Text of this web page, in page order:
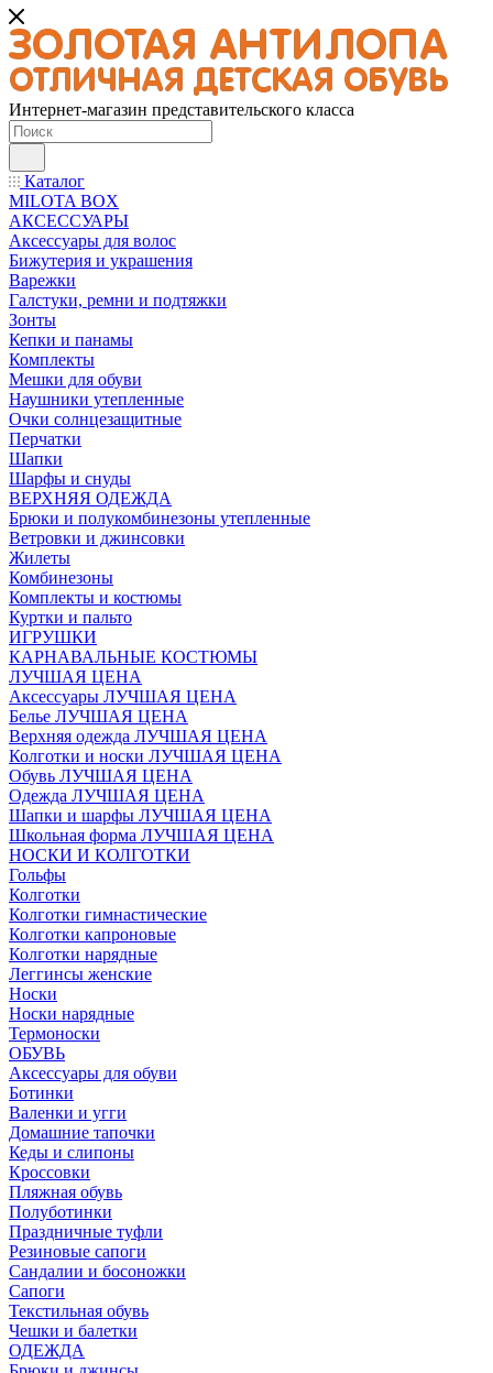
Интернет-магазин представительского класса
Каталог
MILOTA BOX
АКСЕССУАРЫ
Аксессуары для волос
Бижутерия и украшения
Варежки
Галстуки, ремни и подтяжки
Зонты
Кепки и панамы
Комплекты
Мешки для обуви
Наушники утепленные
Очки солнцезащитные
Перчатки
Шапки
Шарфы и снуды
ВЕРХНЯЯ ОДЕЖДА
Брюки и полукомбинезоны утепленные
Ветровки и джинсовки
Жилеты
Комбинезоны
Комплекты и костюмы
Куртки и пальто
ИГРУШКИ
КАРНАВАЛЬНЫЕ КОСТЮМЫ
ЛУЧШАЯ ЦЕНА
Аксессуары ЛУЧШАЯ ЦЕНА
Белье ЛУЧШАЯ ЦЕНА
Верхняя одежда ЛУЧШАЯ ЦЕНА
Колготки и носки ЛУЧШАЯ ЦЕНА
Обувь ЛУЧШАЯ ЦЕНА
Одежда ЛУЧШАЯ ЦЕНА
Шапки и шарфы ЛУЧШАЯ ЦЕНА
Школьная форма ЛУЧШАЯ ЦЕНА
НОСКИ И КОЛГОТКИ
Гольфы
Колготки
Колготки гимнастические
Колготки капроновые
Колготки нарядные
Леггинсы женские
Носки
Носки нарядные
Термоноски
ОБУВЬ
Аксессуары для обуви
Ботинки
Валенки и угги
Домашние тапочки
Кеды и слипоны
Кроссовки
Пляжная обувь
Полуботинки
Праздничные туфли
Резиновые сапоги
Сандалии и босоножки
Сапоги
Текстильная обувь
Чешки и балетки
ОДЕЖДА